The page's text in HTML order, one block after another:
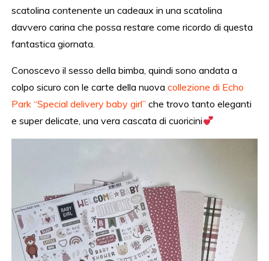
scatolina contenente un cadeaux in una scatolina
davvero carina che possa restare come ricordo di questa
fantastica giornata.
Conoscevo il sesso della bimba, quindi sono andata a
colpo sicuro con le carte della nuovacollezione di Echo
Park “Special delivery baby girl” che trovo tanto eleganti
e super delicate, una vera cascata di cuoricini